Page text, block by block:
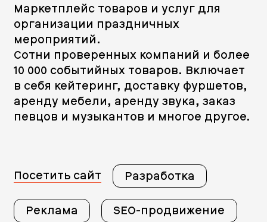
Маркетплейс товаров и услуг для
организации праздничных
мероприятий.
Сотни проверенных компаний и более
10 000 событийных товаров. Включает
в себя кейтеринг, доставку фуршетов,
аренду мебели, аренду звука, заказ
певцов и музыкантов и многое другое.
Посетить сайт Разработка
Реклама SEO-продвижение